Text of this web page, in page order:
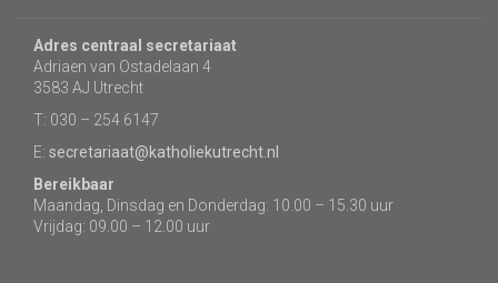
Adres centraal secretariaat
Adriaen van Ostadelaan 4
3583 AJ Utrecht
T: 030 – 254 6147
E: secretariaat@katholiekutrecht.nl
Bereikbaar
Maandag, Dinsdag en Donderdag: 10.00 – 15.30 uur
Vrijdag: 09.00 – 12.00 uur